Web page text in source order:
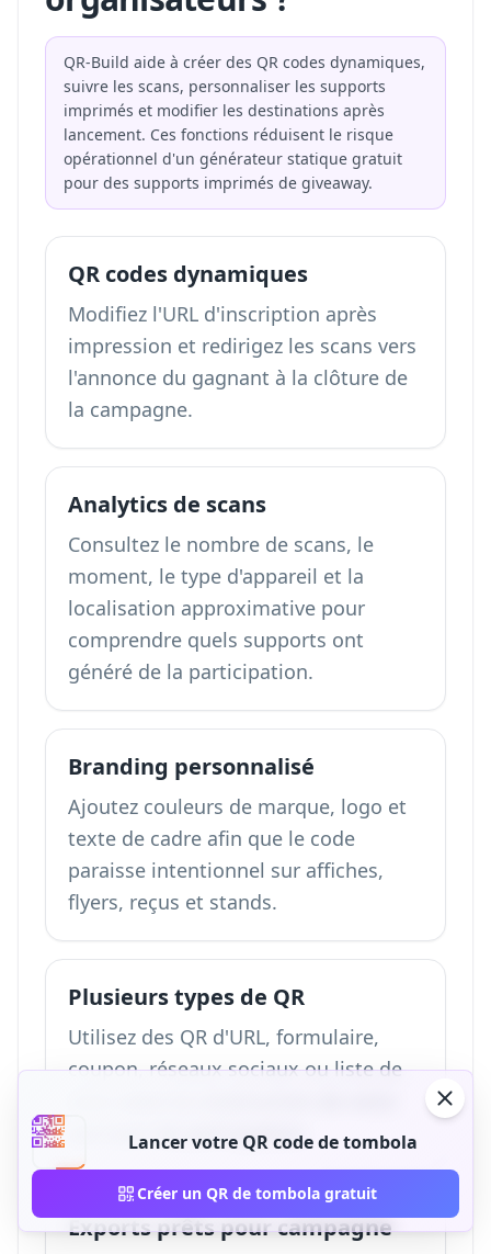
QR-Build aide à créer des QR codes dynamiques,
suivre les scans, personnaliser les supports
imprimés et modifier les destinations après
lancement. Ces fonctions réduisent le risque
opérationnel d'un générateur statique gratuit
pour des supports imprimés de giveaway.
QR codes dynamiques
Modifiez l'URL d'inscription après
impression et redirigez les scans vers
l'annonce du gagnant à la clôture de
la campagne.
Analytics de scans
Consultez le nombre de scans, le
moment, le type d'appareil et la
localisation approximative pour
comprendre quels supports ont
généré de la participation.
Branding personnalisé
Ajoutez couleurs de marque, logo et
texte de cadre afin que le code
paraisse intentionnel sur affiches,
flyers, reçus et stands.
Plusieurs types de QR
Utilisez des QR d'URL, formulaire,
coupon, réseaux sociaux ou liste de
parcours de participation.
Exports prêts pour campagne
Lancer votre QR code de tombola
Créer un QR de tombola gratuit